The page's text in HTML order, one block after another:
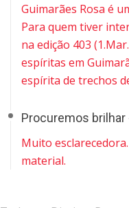
Guimarães Rosa é
Para quem tiver
na edição 403
espíritas em
espírita de trechos
Procuremos brilhar
Muito
material.